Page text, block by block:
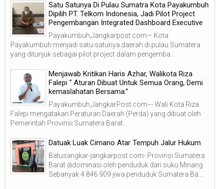
Satu Satunya Di Pulau Sumatra Kota Payakumbuh
Dipilih PT. Telkom Indonesia, Jadi Pilot Project
Pengembangan Integrated Dashboard Executive
Payakumbuh,Jangkarpost.com— Kota
Payakumbuh menjadi satu-satunya daerah di pulau Sumatera
yang ditunjuk sebagai pilot project dalam pengemba...
Menjawab Kritikan Haris Azhar, Walikota Riza
Falepi “ Aturan Dibuat Untuk Semua Orang, Demi
kemaslahatan Bersama.”
Payakumbuh,JangkarPost.com--- Wali Kota Riza
Falepi mengatakan Peraturan Daerah (Perda) yang dibuat oleh
Pemerintah Provinsi Sumatera Barat...
Datuak Luak Cimano Atar Tempuh Jalur Hukum
Batusangkar-jangkarpost.com- Provinsi Sumatera
Barat didominasi oleh penduduk dari suku Minang.
Sebanyak 4.846.909 jiwa penduduk Sumatera Ba...